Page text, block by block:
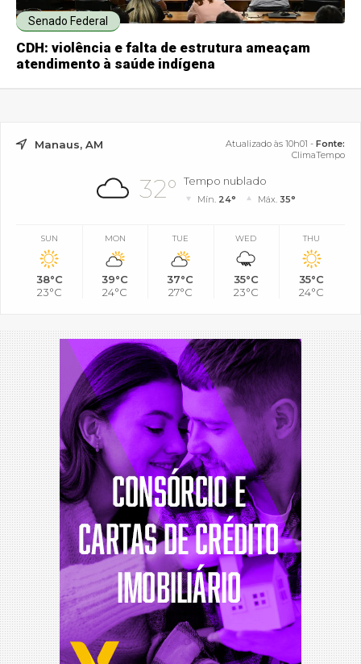
Senado Federal
CDH: violência e falta de estrutura ameaçam
atendimento à saúde indígena
Manaus, AM Atualizado às 10h01 - Fonte:
ClimaTempo
32° Tempo nublado
Mín. 24° Máx. 35°
SUN
38°C
23°C
MON
39°C
24°C
TUE
37°C
27°C
WED
35°C
23°C
THU
35°C
24°C